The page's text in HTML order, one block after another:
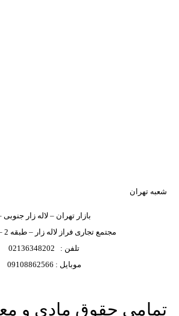
شعبه تهران
بازار تهران – لاله زار جنوبی
مجتمع تجاری فراز لاله زار – طبقه 2 – پلاک 57
تلفن : 02136348202
موبایل : 09108862566
تمامی حقوق مادی و